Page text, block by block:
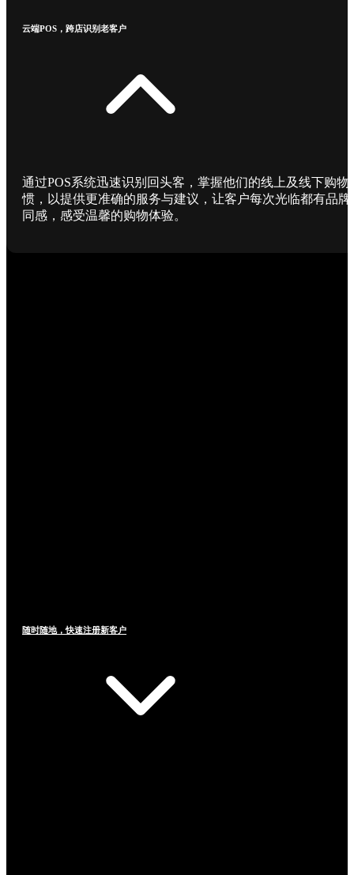
云端POS，跨店识别老客户
通过POS系统迅速识别回头客，掌握他们的线上及线下购物
惯，以提供更准确的服务与建议，让客户每次光临都有品牌
同感，感受温馨的购物体验。
随时随地，快速注册新客户